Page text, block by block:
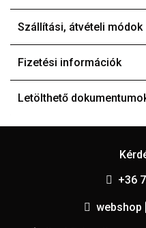
Szállítási, átvételi módok
Fizetési információk
Letölthető
+36
webshop